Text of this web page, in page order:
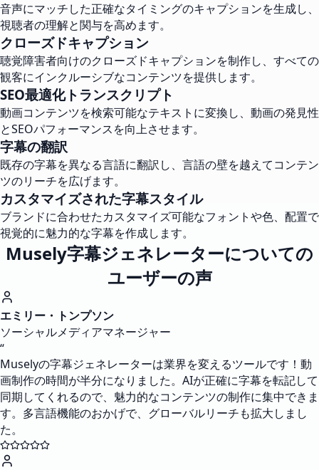
音声にマッチした正確なタイミングのキャプションを生成し、
視聴者の理解と関与を高めます。
クローズドキャプション
聴覚障害者向けのクローズドキャプションを制作し、すべての
観客にインクルーシブなコンテンツを提供します。
SEO最適化トランスクリプト
動画コンテンツを検索可能なテキストに変換し、動画の発見性
とSEOパフォーマンスを向上させます。
字幕の翻訳
既存の字幕を異なる言語に翻訳し、言語の壁を越えてコンテン
ツのリーチを広げます。
カスタマイズされた字幕スタイル
ブランドに合わせたカスタマイズ可能なフォントや色、配置で
視覚的に魅力的な字幕を作成します。
Musely字幕ジェネレーターについての
ユーザーの声
エミリー・トンプソン
ソーシャルメディアマネージャー
“
Muselyの字幕ジェネレーターは業界を変えるツールです！動
画制作の時間が半分になりました。AIが正確に字幕を転記して
同期してくれるので、魅力的なコンテンツの制作に集中できま
す。多言語機能のおかげで、グローバルリーチも拡大しまし
た。